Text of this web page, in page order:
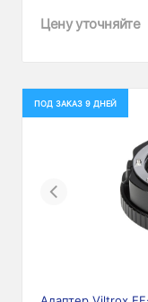
Цену уточняйте
ПОД ЗАКАЗ 9 ДНЕЙ
Previous